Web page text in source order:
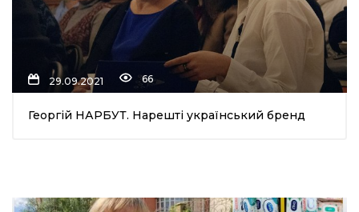
29.09.2021 66
Георгій НАРБУТ. Нарешті український бренд